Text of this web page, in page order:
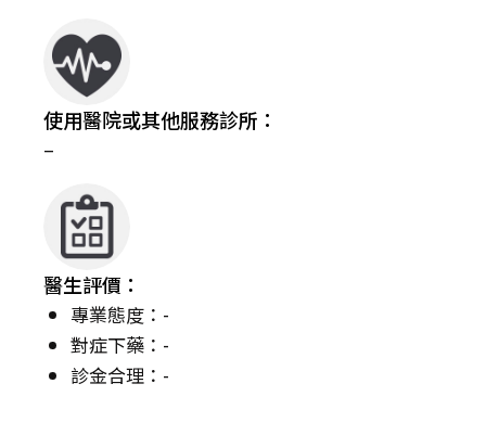
使用醫院或其他服務診所：
–
醫生評價：
專業態度：-
對症下藥：-
診金合理：-